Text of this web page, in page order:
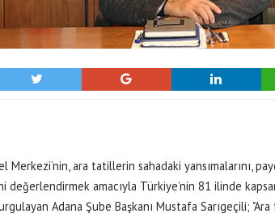
Merkezi’nin, ara tatillerin sahadaki yansımalarını,
değerlendirmek amacıyla Türkiye’nin 81 ilinde
Adana Şube Başkanı Mustafa Sarıgeçili;